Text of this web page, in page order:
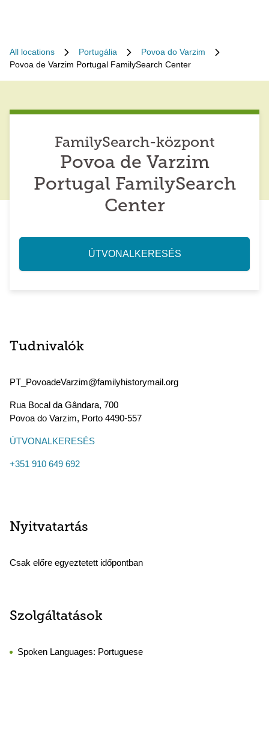
All locations Portugália
Povoa do Varzim
Povoa de Varzim Portugal FamilySearch Center
FamilySearch-központ
Povoa de Varzim
Portugal FamilySearch
Center
ÚTVONALKERESÉS
Tudnivalók
PT_PovoadeVarzim@familyhistorymail.org
Rua Bocal da Gândara, 700
Povoa do Varzim, Porto 4490-557
ÚTVONALKERESÉS
+351 910 649 692
Nyitvatartás
Csak előre egyeztetett időpontban
Szolgáltatások
Spoken Languages: Portuguese